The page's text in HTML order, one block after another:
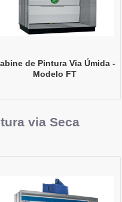
de Pintura Via Úmida -
Modelo FT
via Seca